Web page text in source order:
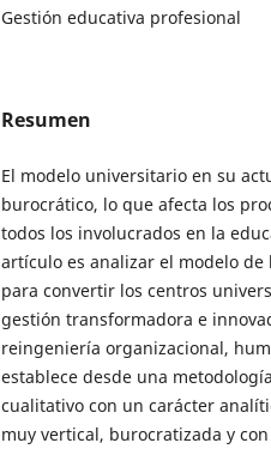
Gestión educativa profesional
Resumen
El modelo universitario en su
burocrático, lo que afecta los
todos los involucrados en la
artículo es analizar el modelo
para convertir los centros
gestión transformadora e
reingeniería organizacional,
establece desde una
cualitativo con un carácter
muy vertical, burocratizada y